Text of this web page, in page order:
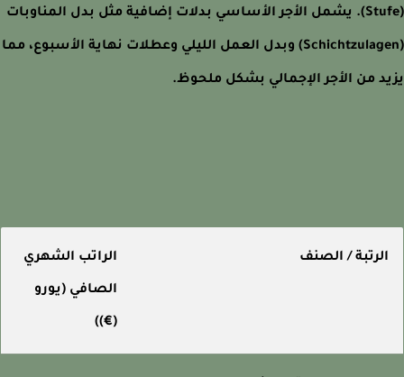
(Stufe). يشمل الأجر الأساسي بدلات إضافية مثل بدل المناوبات
(Schichtzulagen) وبدل العمل الليلي وعطلات نهاية الأسبوع، مما
من الأجر الإجمالي بشكل ملحوظ.
الرتبة / الصنف الراتب الشهري
الصافي (يورو
(€))